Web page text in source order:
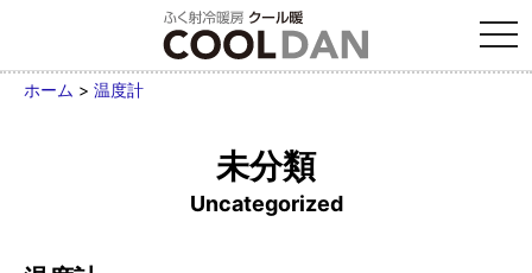
ホーム > 温度計
未分類
Uncategorized